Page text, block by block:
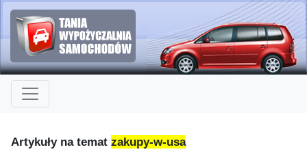
Artykuły na temat zakupy-w-usa